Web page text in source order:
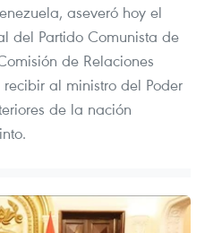
aseveró hoy el
del Partido Comunista de
de Relaciones
al ministro del Poder
de la nación